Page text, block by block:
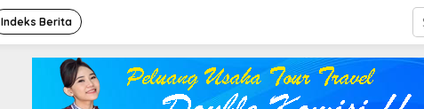
Indeks Berita